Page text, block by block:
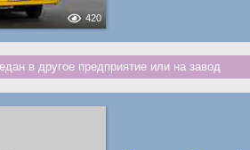
420
в другое предприятие или на завод